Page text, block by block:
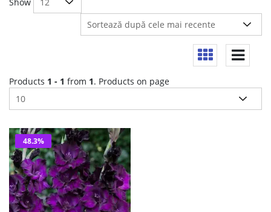
Products 1 - 1 from 1. Products on page
48.3%